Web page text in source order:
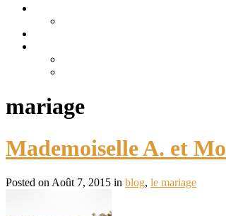
mariage
Mademoiselle A. et
Posted on Août 7, 2015 in blog, le mariage